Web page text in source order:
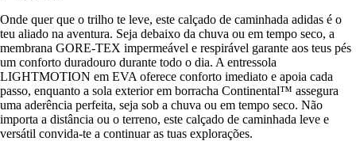
Onde quer que o trilho te leve, este calçado de caminhada adidas é o
teu aliado na aventura. Seja debaixo da chuva ou em tempo seco, a
membrana GORE-TEX impermeável e respirável garante aos teus pés
um conforto duradouro durante todo o dia. A entressola
LIGHTMOTION em EVA oferece conforto imediato e apoia cada
passo, enquanto a sola exterior em borracha Continental™ assegura
uma aderência perfeita, seja sob a chuva ou em tempo seco. Não
importa a distância ou o terreno, este calçado de caminhada leve e
versátil convida-te a continuar as tuas explorações.